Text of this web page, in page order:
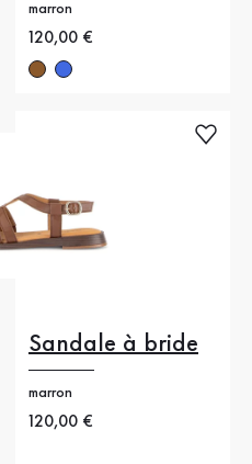
marron
Nouveau prix
120,00 €
Sandale à bride
marron
Nouveau prix
120,00 €